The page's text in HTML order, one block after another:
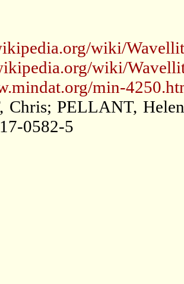
wiki/Wavellit
wiki/
min-
Chris; PELLANT,
0582-5